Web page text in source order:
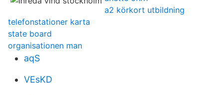
a2 körkort utbildning
telefonstationer karta
state board
organisationen man
aqS
VEsKD